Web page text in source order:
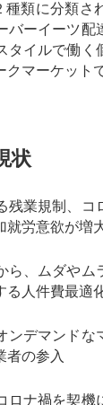
種類に分類さ
バーイーツ配
タイルで働く
マーケット
状
残業規制、コ
就労意欲が増
ら、ムダやム
人件費最適
ンデマンドな
者の参入
ロナ禍を契機